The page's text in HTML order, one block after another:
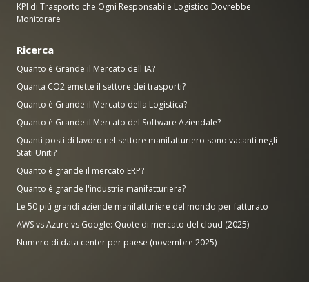
KPI di Trasporto che Ogni Responsabile Logistico Dovrebbe
Monitorare
Ricerca
Quanto è Grande il Mercato dell'IA?
Quanta CO2 emette il settore dei trasporti?
Quanto è Grande il Mercato della Logistica?
Quanto è Grande il Mercato del Software Aziendale?
Quanti posti di lavoro nel settore manifatturiero sono vacanti negli
Stati Uniti?
Quanto è grande il mercato ERP?
Quanto è grande l'industria manifatturiera?
Le 50 più grandi aziende manifatturiere del mondo per fatturato
AWS vs Azure vs Google: Quote di mercato del cloud (2025)
Numero di data center per paese (novembre 2025)